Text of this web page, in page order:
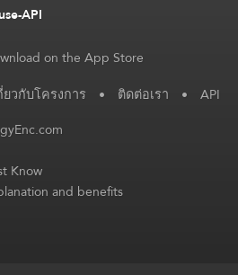
API
ยวกับโครงการ • ติดต่อเรา • API
Know
and benefits